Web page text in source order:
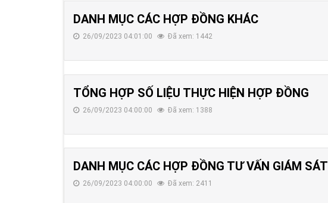
DANH MỤC CÁC HỢP ĐỒNG KHÁC
26/09/2023 04:01:00 Đã xem: 1442
TỔNG HỢP SỐ LIỆU THỰC HIỆN HỢP ĐỒNG
26/09/2023 04:00:00 Đã xem: 1388
DANH MỤC CÁC HỢP ĐỒNG TƯ VẤN GIÁM SÁT
26/09/2023 04:00:00 Đã xem: 2411